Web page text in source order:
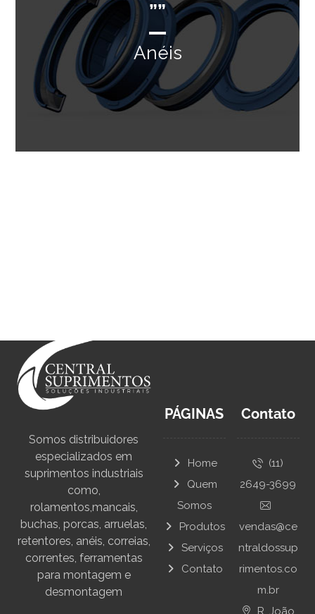
””
Anéis
Somos distribuidores
especializados em
suprimentos industriais
como,
rolamentos,mancais,
buchas, porcas, arruelas,
retentores, anéis, correias,
correntes, ferramentas
para montagem e
desmontagem
PÁGINAS
Home
Quem
Somos
Produtos
Serviços
Contato
Contato
(11)
2649-3699
vendas@ce
ntraldossup
rimentos.co
m.br
R. João